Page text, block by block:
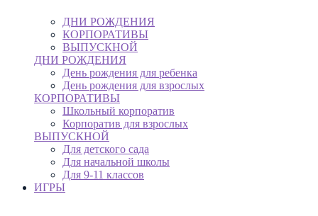
ДНИ РОЖДЕНИЯ
КОРПОРАТИВЫ
ВЫПУСКНОЙ
ДНИ РОЖДЕНИЯ
День рождения для ребенка
День рождения для взрослых
КОРПОРАТИВЫ
Школьный корпоратив
Корпоратив для взрослых
ВЫПУСКНОЙ
Для детского сада
Для начальной школы
Для 9-11 классов
ИГРЫ